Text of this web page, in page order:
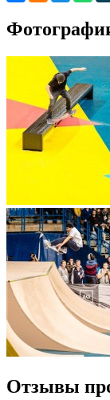
Отзывы